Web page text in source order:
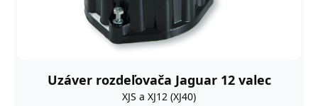
Uzáver rozdeľovača Jaguar 12 valec
XJS a XJ12 (XJ40)